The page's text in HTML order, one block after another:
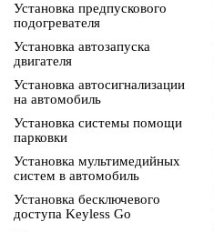
Установка предпускового
подогревателя
Установка автозапуска
двигателя
Установка автосигнализации
на автомобиль
Установка системы помощи
парковки
Установка мультимедийных
систем в автомобиль
Установка бесключевого
доступа Keyless Go